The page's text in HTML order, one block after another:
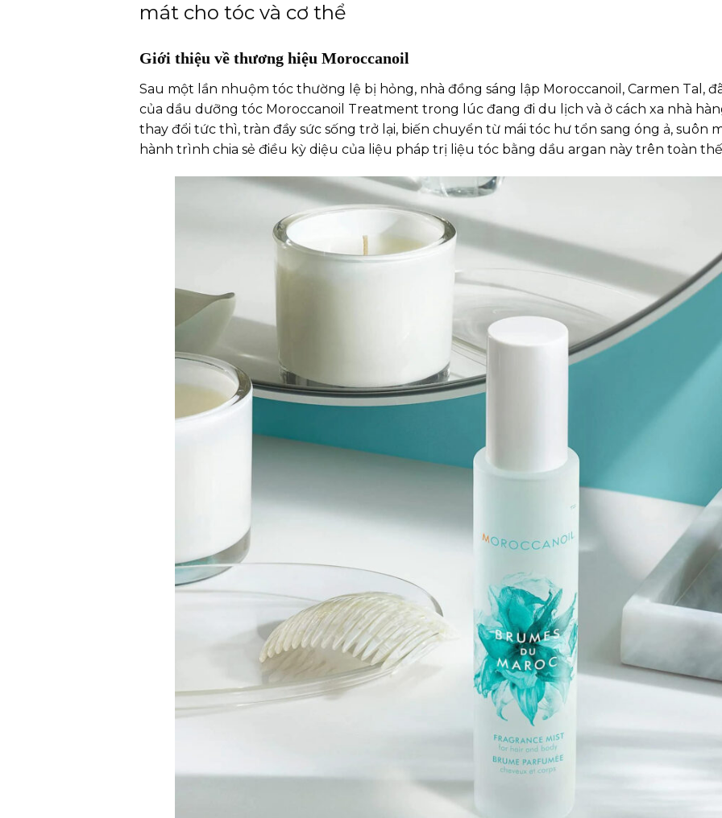
mát cho tóc và cơ thể
Giới thiệu về thương hiệu Moroccanoil
Sau một lần nhuộm tóc thường lệ bị hỏng, nhà đồng sáng lập Moroccanoil, Carmen Tal,
của dầu dưỡng tóc Moroccanoil Treatment trong lúc đang đi du lịch và ở cách xa nhà
thay đổi tức thì, tràn đầy sức sống trở lại, biến chuyển từ mái tóc hư tổn sang óng ả, suôn
hành trình chia sẻ điều kỳ diệu của liệu pháp trị liệu tóc bằng dầu argan này trên toàn thế